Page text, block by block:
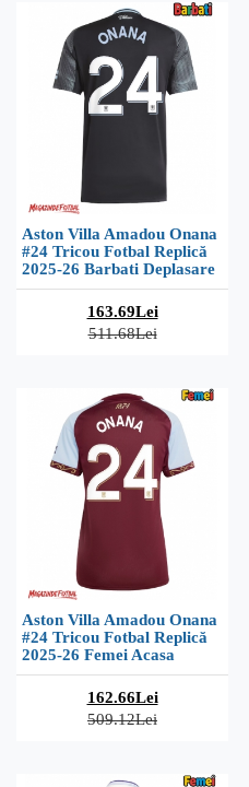
Aston Villa Amadou Onana
#24 Tricou Fotbal Replică
2025-26 Barbati Deplasare
163.69Lei
511.68Lei
Aston Villa Amadou Onana
#24 Tricou Fotbal Replică
2025-26 Femei Acasa
162.66Lei
509.12Lei